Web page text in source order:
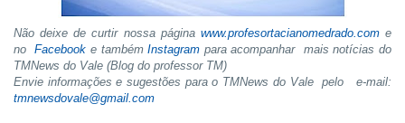
Não deixe de curtir nossa página www.profesortacianomedrado.come
noFacebook e tambémInstagram para acompanhar mais notícias do
TMNews do Vale (Blog do professor TM)
Envie informações e sugestões para o TMNews do Vale pelo e-mail:
tmnewsdovale@gmail.com